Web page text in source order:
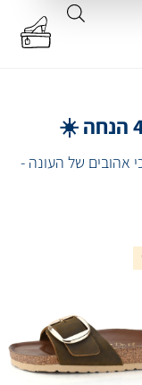
אהובים של העונה -